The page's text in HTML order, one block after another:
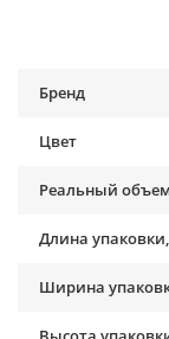
Бренд
Цвет
Реальный
Длина
Ширина